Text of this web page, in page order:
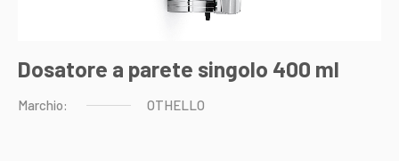
Dosatore a parete singolo 400 ml
Marchio: OTHELLO